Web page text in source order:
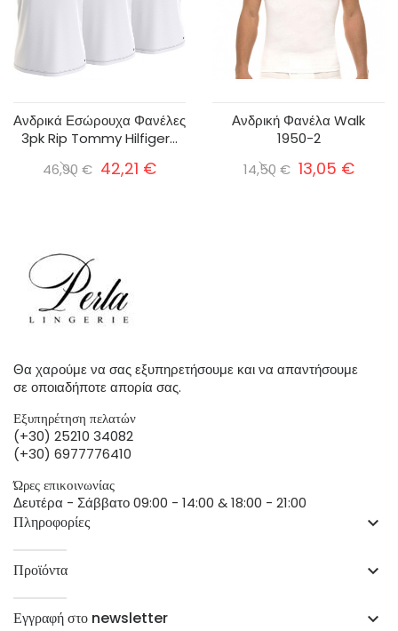
Ανδρικά Εσώρουχα Φανέλες
3pk Rip Tommy Hilfiger...
46,90 € 42,21 €
Ανδρική Φανέλα Walk
1950-2
14,50 € 13,05 €
Θα χαρούμε να σας εξυπηρετήσουμε και να απαντήσουμε
σε οποιαδήποτε απορία σας.
Εξυπηρέτηση πελατών
(+30) 25210 34082
(+30) 6977776410
Ώρες επικοινωνίας
Δευτέρα - Σάββατο 09:00 - 14:00 & 18:00 - 21:00
Πληροφορίες keyboard_arrow_down
Προϊόντα keyboard_arrow_down
Εγγραφή στο newsletter keyboard_arrow_down